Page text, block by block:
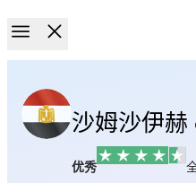
沙姆沙伊赫
优秀